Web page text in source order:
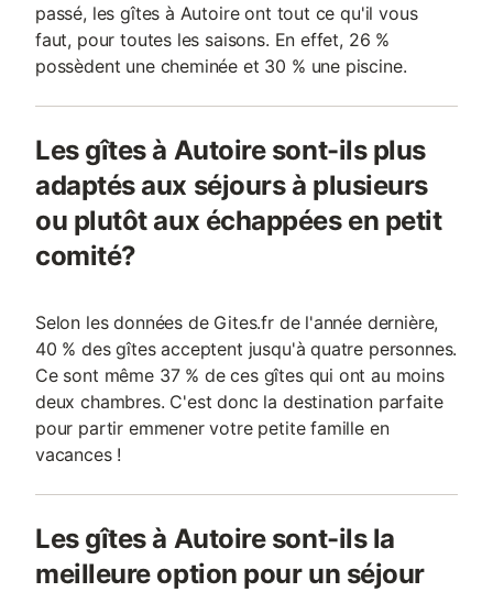
passé, les gîtes à Autoire ont tout ce qu'il vous
faut, pour toutes les saisons. En effet, 26 %
possèdent une cheminée et 30 % une piscine.
Les gîtes à Autoire sont-ils plus
adaptés aux séjours à plusieurs
ou plutôt aux échappées en petit
comité?
Selon les données de Gites.fr de l'année dernière,
40 % des gîtes acceptent jusqu'à quatre personnes.
Ce sont même 37 % de ces gîtes qui ont au moins
deux chambres. C'est donc la destination parfaite
pour partir emmener votre petite famille en
vacances !
Les gîtes à Autoire sont-ils la
meilleure option pour un séjour